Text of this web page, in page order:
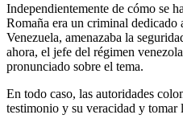
Independientemente de cómo se
Romaña era un criminal dedicado
Venezuela, amenazaba la
ahora, el jefe del régimen
pronunciado sobre el tema.
En todo caso, las autoridades
testimonio y su veracidad y tomar